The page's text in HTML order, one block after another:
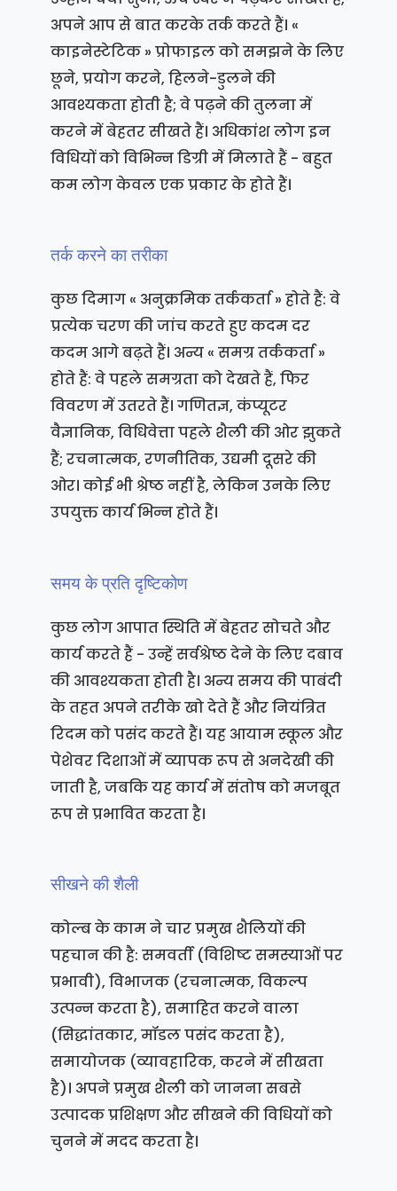
अपने आप से बात करके तर्क करते हैं। «
काइनेस्टेटिक » प्रोफाइल को समझने के लिए
छूने, प्रयोग करने, हिलने-डुलने की
आवश्यकता होती है; वे पढ़ने की तुलना में
करने में बेहतर सीखते हैं। अधिकांश लोग इन
विधियों को विभिन्न डिग्री में मिलाते हैं - बहुत
कम लोग केवल एक प्रकार के होते हैं।
तर्क करने का तरीका
कुछ दिमाग « अनुक्रमिक तर्ककर्ता » होते हैं: वे
प्रत्येक चरण की जांच करते हुए कदम दर
कदम आगे बढ़ते हैं। अन्य « समग्र तर्ककर्ता »
होते हैं: वे पहले समग्रता को देखते हैं, फिर
विवरण में उतरते हैं। गणितज्ञ, कंप्यूटर
वैज्ञानिक, विधिवेत्ता पहले शैली की ओर झुकते
हैं; रचनात्मक, रणनीतिक, उद्यमी दूसरे की
ओर। कोई भी श्रेष्ठ नहीं है, लेकिन उनके लिए
उपयुक्त कार्य भिन्न होते हैं।
समय के प्रति दृष्टिकोण
कुछ लोग आपात स्थिति में बेहतर सोचते और
कार्य करते हैं - उन्हें सर्वश्रेष्ठ देने के लिए दबाव
की आवश्यकता होती है। अन्य समय की पाबंदी
के तहत अपने तरीके खो देते हैं और नियंत्रित
रिदम को पसंद करते हैं। यह आयाम स्कूल और
पेशेवर दिशाओं में व्यापक रूप से अनदेखी की
जाती है, जबकि यह कार्य में संतोष को मजबूत
रूप से प्रभावित करता है।
सीखने की शैली
कोल्ब के काम ने चार प्रमुख शैलियों की
पहचान की है: समवर्ती (विशिष्ट समस्याओं पर
प्रभावी), विभाजक (रचनात्मक, विकल्प
उत्पन्न करता है), समाहित करने वाला
(सिद्धांतकार, मॉडल पसंद करता है),
समायोजक (व्यावहारिक, करने में सीखता
है)। अपने प्रमुख शैली को जानना सबसे
उत्पादक प्रशिक्षण और सीखने की विधियों को
चुनने में मदद करता है।